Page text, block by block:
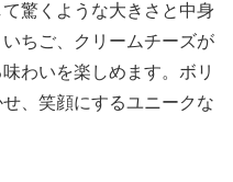
驚くような大きさと中身
ちご、クリームチーズが
わいを楽しめます。ボリ
、笑顔にするユニークな